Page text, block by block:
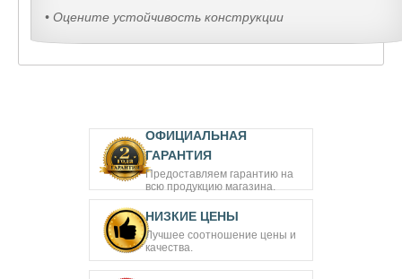
• Оцените устойчивость конструкции
ОФИЦИАЛЬНАЯ
ГАРАНТИЯ
Предоставляем гарантию на
всю продукцию магазина.
НИЗКИЕ ЦЕНЫ
Лучшее соотношение цены и
качества.